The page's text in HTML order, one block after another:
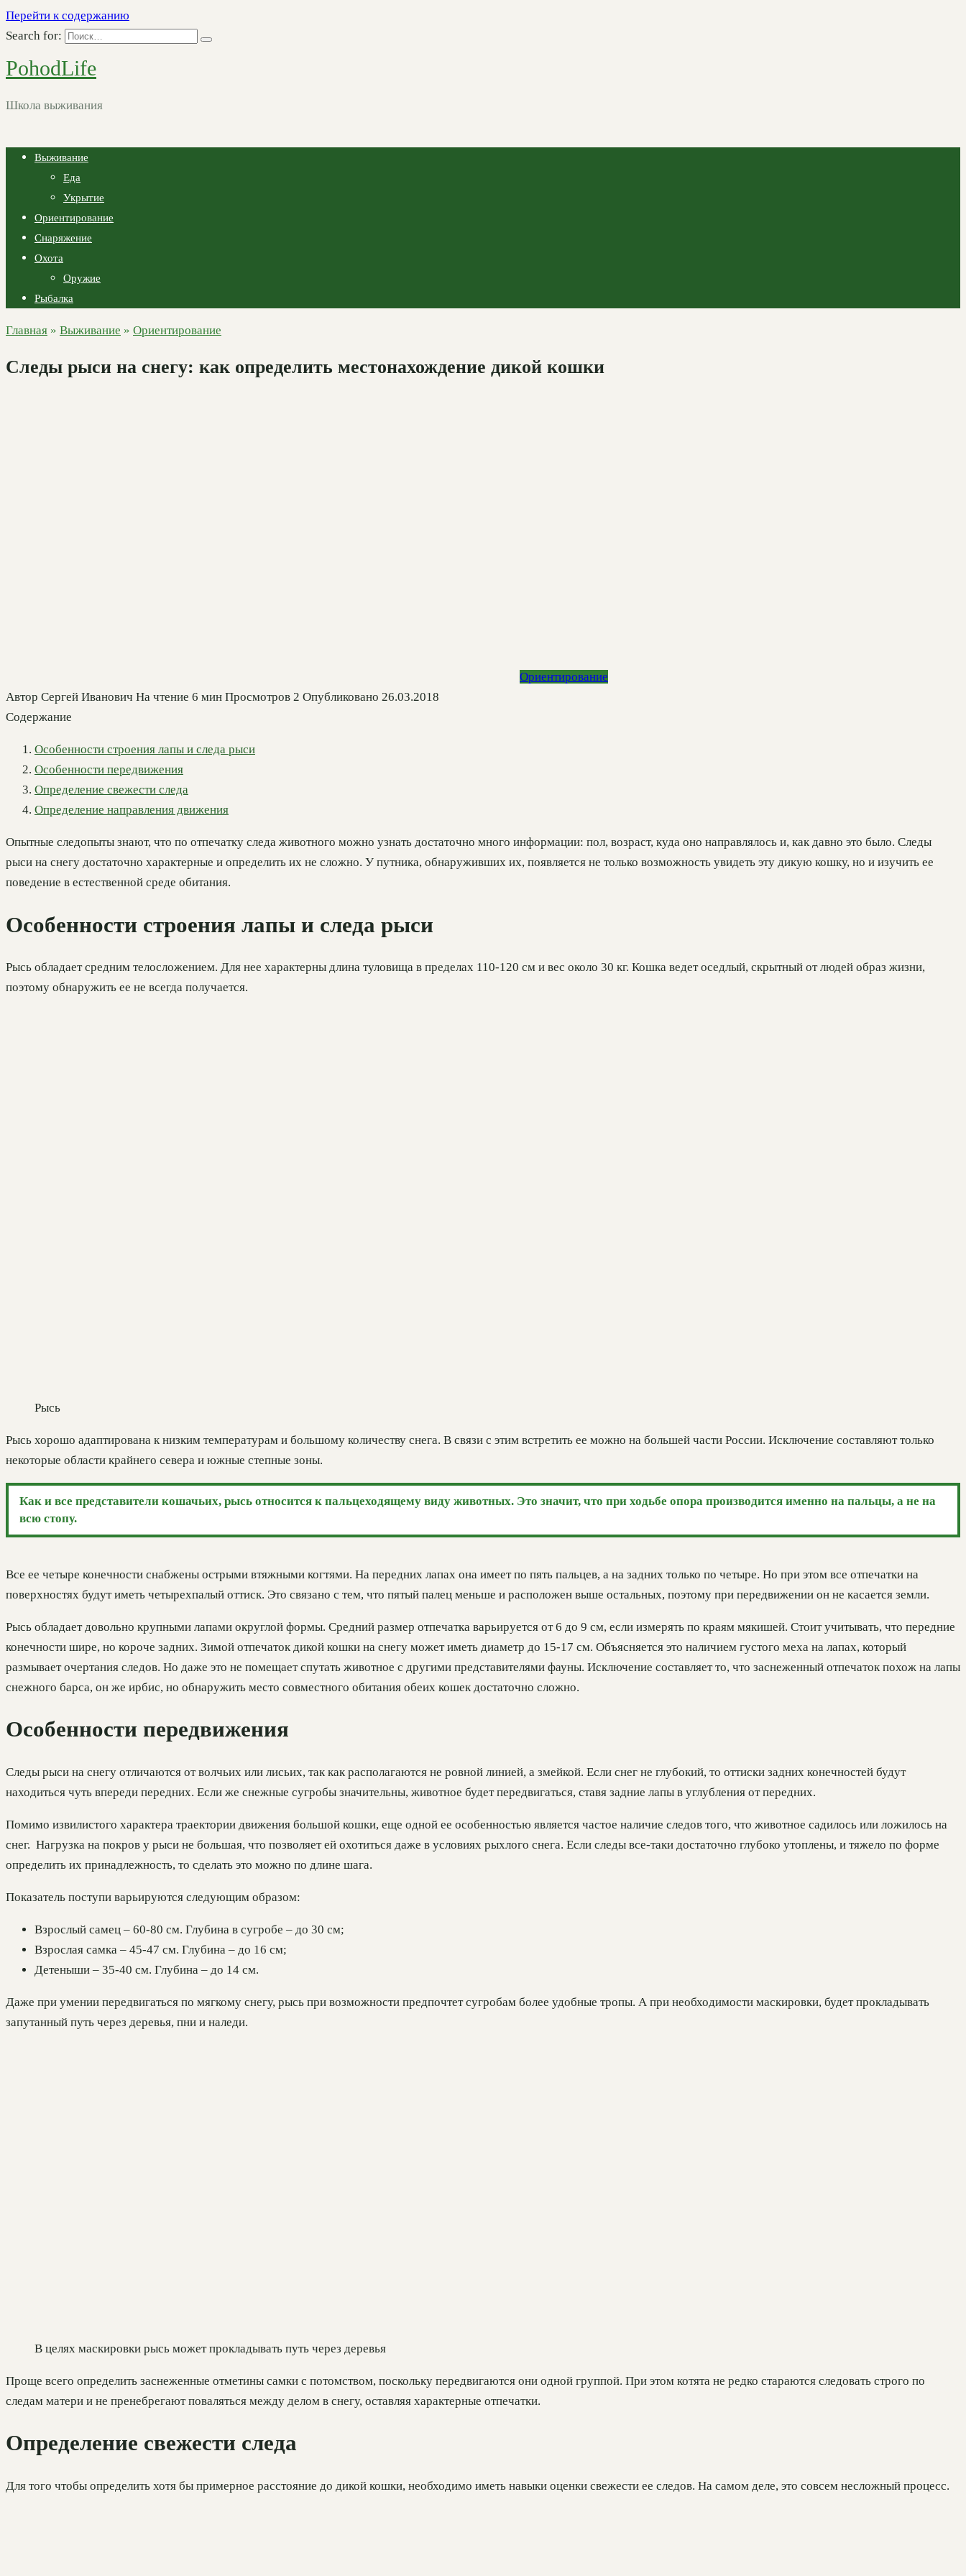
Перейти к содержанию
Search for:
PohodLife
Школа выживания
Выживание
Еда
Укрытие
Ориентирование
Снаряжение
Охота
Оружие
Рыбалка
Главная » Выживание » Ориентирование
Следы рыси на снегу: как определить местонахождение дикой кошки
Ориентирование
Автор Сергей Иванович На чтение 6 мин Просмотров 2 Опубликовано 26.03.2018
Содержание
Особенности строения лапы и следа рыси
Особенности передвижения
Определение свежести следа
Определение направления движения
Опытные следопыты знают, что по отпечатку следа животного можно узнать достаточно много информации: пол, возраст, куда оно направлялось и, как давно это было. Следы
рыси на снегу достаточно характерные и определить их не сложно. У путника, обнаруживших их, появляется не только возможность увидеть эту дикую кошку, но и изучить ее
поведение в естественной среде обитания.
Особенности строения лапы и следа рыси
Рысь обладает средним телосложением. Для нее характерны длина туловища в пределах 110-120 см и вес около 30 кг. Кошка ведет оседлый, скрытный от людей образ жизни,
поэтому обнаружить ее не всегда получается.
Рысь
Рысь хорошо адаптирована к низким температурам и большому количеству снега. В связи с этим встретить ее можно на большей части России. Исключение составляют только
некоторые области крайнего севера и южные степные зоны.
Как и все представители кошачьих, рысь относится к пальцеходящему виду животных. Это значит, что при ходьбе опора производится именно на пальцы, а не на
всю стопу.
Все ее четыре конечности снабжены острыми втяжными когтями. На передних лапах она имеет по пять пальцев, а на задних только по четыре. Но при этом все отпечатки на
поверхностях будут иметь четырехпалый оттиск. Это связано с тем, что пятый палец меньше и расположен выше остальных, поэтому при передвижении он не касается земли.
Рысь обладает довольно крупными лапами округлой формы. Средний размер отпечатка варьируется от 6 до 9 см, если измерять по краям мякишей. Стоит учитывать, что передние
конечности шире, но короче задних. Зимой отпечаток дикой кошки на снегу может иметь диаметр до 15-17 см. Объясняется это наличием густого меха на лапах, который
размывает очертания следов. Но даже это не помещает спутать животное с другими представителями фауны. Исключение составляет то, что заснеженный отпечаток похож на лапы
снежного барса, он же ирбис, но обнаружить место совместного обитания обеих кошек достаточно сложно.
Особенности передвижения
Следы рыси на снегу отличаются от волчьих или лисьих, так как располагаются не ровной линией, а змейкой. Если снег не глубокий, то оттиски задних конечностей будут
находиться чуть впереди передних. Если же снежные сугробы значительны, животное будет передвигаться, ставя задние лапы в углубления от передних.
Помимо извилистого характера траектории движения большой кошки, еще одной ее особенностью является частое наличие следов того, что животное садилось или ложилось на
снег. Нагрузка на покров у рыси не большая, что позволяет ей охотиться даже в условиях рыхлого снега. Если следы все-таки достаточно глубоко утоплены, и тяжело по форме
определить их принадлежность, то сделать это можно по длине шага.
Показатель поступи варьируются следующим образом:
Взрослый самец – 60-80 см. Глубина в сугробе – до 30 см;
Взрослая самка – 45-47 см. Глубина – до 16 см;
Детеныши – 35-40 см. Глубина – до 14 см.
Даже при умении передвигаться по мягкому снегу, рысь при возможности предпочтет сугробам более удобные тропы. А при необходимости маскировки, будет прокладывать
запутанный путь через деревья, пни и наледи.
В целях маскировки рысь может прокладывать путь через деревья
Проще всего определить заснеженные отметины самки с потомством, поскольку передвигаются они одной группой. При этом котята не редко стараются следовать строго по
следам матери и не пренебрегают поваляться между делом в снегу, оставляя характерные отпечатки.
Определение свежести следа
Для того чтобы определить хотя бы примерное расстояние до дикой кошки, необходимо иметь навыки оценки свежести ее следов. На самом деле, это совсем несложный процесс.